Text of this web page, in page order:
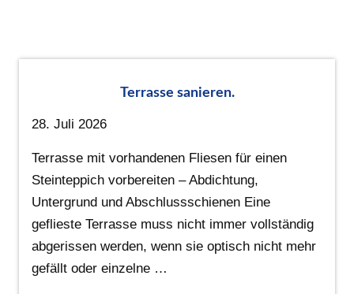
Terrasse sanieren.
28. Juli 2026
Terrasse mit vorhandenen Fliesen für einen
Steinteppich vorbereiten – Abdichtung,
Untergrund und Abschlussschienen Eine
geflieste Terrasse muss nicht immer vollständig
abgerissen werden, wenn sie optisch nicht mehr
gefällt oder einzelne …